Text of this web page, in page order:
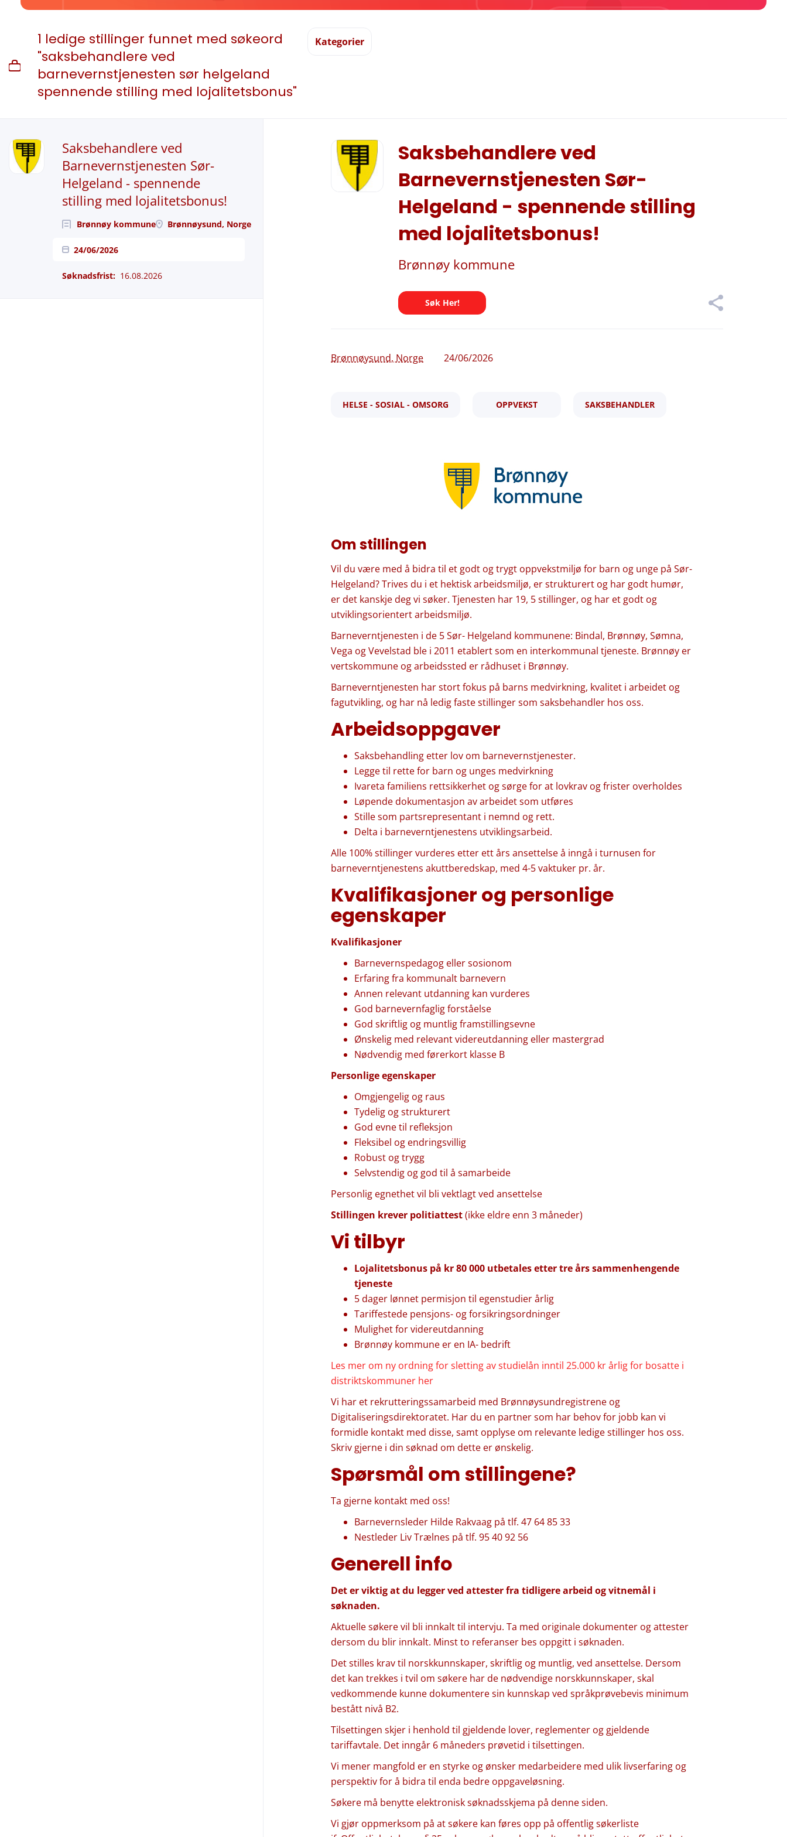
1 ledige stillinger funnet med søkeord
"saksbehandlere ved
barnevernstjenesten sør helgeland
spennende stilling med lojalitetsbonus"
Kategorier
Saksbehandlere ved
Barnevernstjenesten Sør-
Helgeland - spennende
stilling med lojalitetsbonus!
Brønnøy kommune Brønnøysund, Norge
24/06/2026
Søknadsfrist: 16.08.2026
to
job
list
Saksbehandlere ved
Barnevernstjenesten Sør-
Helgeland - spennende stilling
med lojalitetsbonus!
Brønnøy kommune
Søk Her!
Brønnøysund, Norge 24/06/2026
HELSE - SOSIAL - OMSORG OPPVEKST SAKSBEHANDLER
Om stillingen
Vil du være med å bidra til et godt og trygt oppvekstmiljø for barn og unge på Sør-
Helgeland? Trives du i et hektisk arbeidsmiljø, er strukturert og har godt humør,
er det kanskje deg vi søker. Tjenesten har 19, 5 stillinger, og har et godt og
utviklingsorientert arbeidsmiljø.
Barneverntjenesten i de 5 Sør- Helgeland kommunene: Bindal, Brønnøy, Sømna,
Vega og Vevelstad ble i 2011 etablert som en interkommunal tjeneste. Brønnøy er
vertskommune og arbeidssted er rådhuset i Brønnøy.
Barneverntjenesten har stort fokus på barns medvirkning, kvalitet i arbeidet og
fagutvikling, og har nå ledig faste stillinger som saksbehandler hos oss.
Arbeidsoppgaver
Saksbehandling etter lov om barnevernstjenester.
Legge til rette for barn og unges medvirkning
Ivareta familiens rettsikkerhet og sørge for at lovkrav og frister overholdes
Løpende dokumentasjon av arbeidet som utføres
Stille som partsrepresentant i nemnd og rett.
Delta i barneverntjenestens utviklingsarbeid.
Alle 100% stillinger vurderes etter ett års ansettelse å inngå i turnusen for
barneverntjenestens akuttberedskap, med 4-5 vaktuker pr. år.
Kvalifikasjoner og personlige
egenskaper
Kvalifikasjoner
Barnevernspedagog eller sosionom
Erfaring fra kommunalt barnevern
Annen relevant utdanning kan vurderes
God barnevernfaglig forståelse
God skriftlig og muntlig framstillingsevne
Ønskelig med relevant videreutdanning eller mastergrad
Nødvendig med førerkort klasse B
Personlige egenskaper
Omgjengelig og raus
Tydelig og strukturert
God evne til refleksjon
Fleksibel og endringsvillig
Robust og trygg
Selvstendig og god til å samarbeide
Personlig egnethet vil bli vektlagt ved ansettelse
Stillingen krever politiattest(ikke eldre enn 3 måneder)
Vi tilbyr
Lojalitetsbonus på kr 80 000 utbetales etter tre års sammenhengende
tjeneste
5 dager lønnet permisjon til egenstudier årlig
Tariffestede pensjons- og forsikringsordninger
Mulighet for videreutdanning
Brønnøy kommune er en IA- bedrift
Les mer om ny ordning for sletting av studielån inntil 25.000 kr årlig for bosatte i
distriktskommuner her
Vi har et rekrutteringssamarbeid med Brønnøysundregistrene og
Digitaliseringsdirektoratet. Har du en partner som har behov for jobb kan vi
formidle kontakt med disse, samt opplyse om relevante ledige stillinger hos oss.
Skriv gjerne i din søknad om dette er ønskelig.
Spørsmål om stillingene?
Ta gjerne kontakt med oss!
Barnevernsleder Hilde Rakvaag på tlf. 47 64 85 33
Nestleder Liv Trælnes på tlf. 95 40 92 56
Generell info
Det er viktig at du legger ved attester fra tidligere arbeid og vitnemål i
søknaden.
Aktuelle søkere vil bli innkalt til intervju. Ta med originale dokumenter og attester
dersom du blir innkalt. Minst to referanser bes oppgitt i søknaden.
Det stilles krav til norskkunnskaper, skriftlig og muntlig, ved ansettelse. Dersom
det kan trekkes i tvil om søkere har de nødvendige norskkunnskaper, skal
vedkommende kunne dokumentere sin kunnskap ved språkprøvebevis minimum
bestått nivå B2.
Tilsettingen skjer i henhold til gjeldende lover, reglementer og gjeldende
tariffavtale. Det inngår 6 måneders prøvetid i tilsettingen.
Vi mener mangfold er en styrke og ønsker medarbeidere med ulik livserfaring og
perspektiv for å bidra til enda bedre oppgaveløsning.
Søkere må benytte elektronisk søknadsskjema på denne siden.
Vi gjør oppmerksom på at søkere kan føres opp på offentlig søkerliste